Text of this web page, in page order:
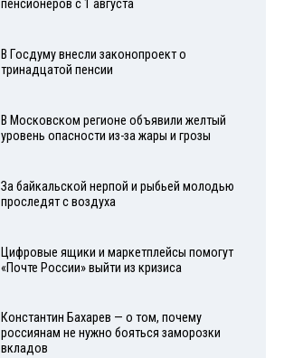
пенсионеров с 1 августа
В Госдуму внесли законопроект о
тринадцатой пенсии
В Московском регионе объявили желтый
уровень опасности из-за жары и грозы
За байкальской нерпой и рыбьей молодью
проследят с воздуха
Цифровые ящики и маркетплейсы помогут
«Почте России» выйти из кризиса
Константин Бахарев — о том, почему
россиянам не нужно бояться заморозки
вкладов